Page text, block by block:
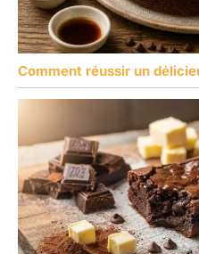
Comment réussir un